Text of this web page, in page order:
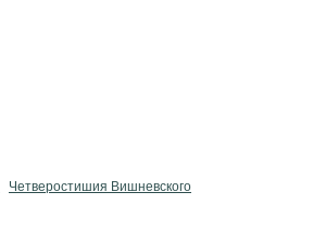
Четверостишия Вишневского